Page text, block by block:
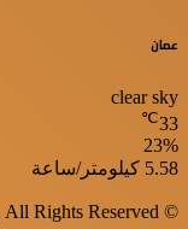
عمان
clear sky
33
℃
الرطوبة:
23%
الرياح:
5.58 كيلومتر/ساعة
© Copyright 2026, All Rights Reserved